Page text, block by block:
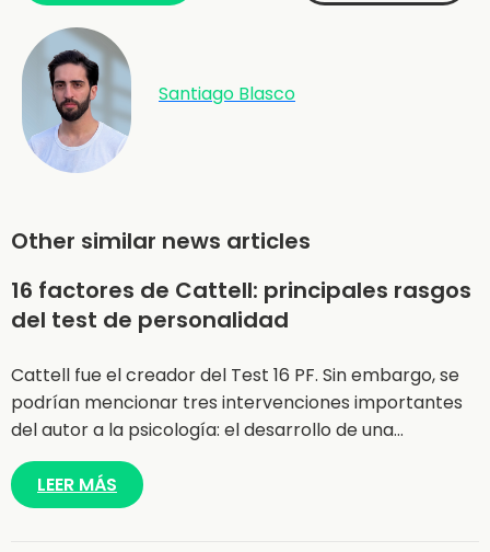
Santiago Blasco
Other similar news articles
16 factores de Cattell: principales rasgos
del test de personalidad
Cattell fue el creador del Test 16 PF. Sin embargo, se
podrían mencionar tres intervenciones importantes
del autor a la psicología: el desarrollo de una…
LEER MÁS